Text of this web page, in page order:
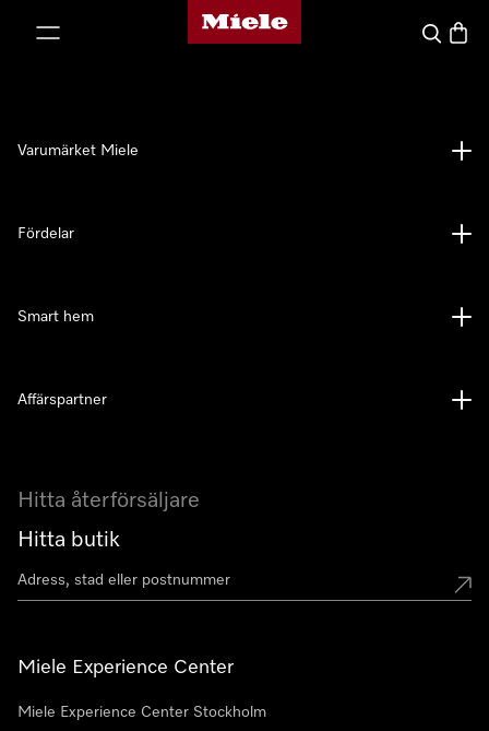
Mieles hemsida
Sök
Hitta återförsäljare
Hitta butik
Miele Experience Center
Miele Experience Center Stockholm
Varumärket Miele
Fördelar
Smart hem
Affärspartner